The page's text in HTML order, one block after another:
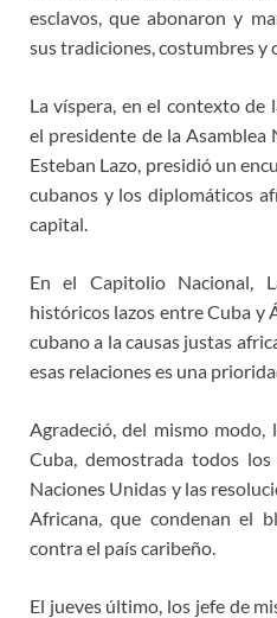
esclavos, que abonaron y
sus tradiciones, costumbres y
La víspera, en el contexto de
el presidente de la Asamblea
Esteban Lazo, presidió un
cubanos y los diplomáticos
capital.
En el Capitolio Nacional,
históricos lazos entre Cuba y
cubano a la causas justas
esas relaciones es una
Agradeció, del mismo
Cuba, demostrada todos
Naciones Unidas y las
Africana, que condenan el
contra el país caribeño.
El jueves último, los jefe de